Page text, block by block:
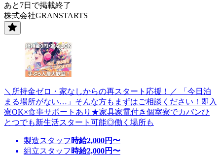
あと7日で掲載終了
株式会社GRANSTARTS
＼所持金ゼロ・家なしからの再スタート応援！／ 「今日泊
まる場所がない…」そんな方もまずはご相談ください！即入
寮OK×食事サポートあり★家具家電付き個室寮でカバンひ
とつでも新生活スタート可能◎働く場所も
製造スタッフ 時給2,000円〜
組立スタッフ 時給2,000円〜